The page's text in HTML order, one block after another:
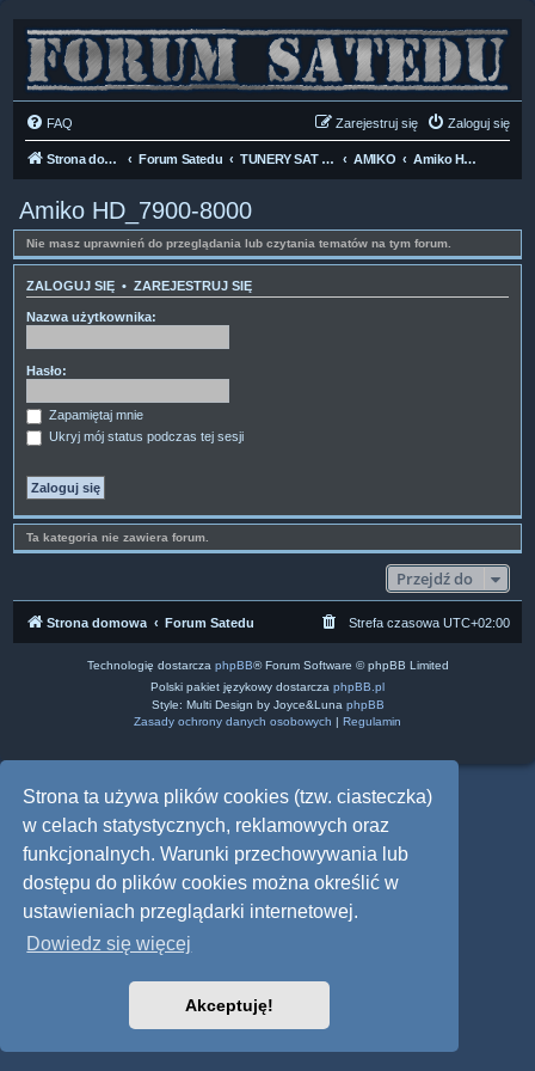
Strona ta używa plików cookies (tzw. ciasteczka)
w celach statystycznych, reklamowych oraz
funkcjonalnych. Warunki przechowywania lub
dostępu do plików cookies można określić w
ustawieniach przeglądarki internetowej.
Dowiedz się więcej
Akceptuję!
FAQ Zaloguj się
Zarejestruj się
Strona domowa Forum Satedu TUNERY SAT HD-LINUX AMIKO Amiko HD_7900-8000
Amiko HD_7900-8000
Nie masz uprawnień do przeglądania lub czytania tematów na tym forum.
ZALOGUJ SIĘ • ZAREJESTRUJ SIĘ
Nazwa użytkownika:
Hasło:
Zapamiętaj mnie
Ukryj mój status podczas tej sesji
Ta kategoria nie zawiera forum.
Przejdź do
Strona domowa Forum Satedu Strefa czasowa UTC+02:00
Technologię dostarcza phpBB® Forum Software © phpBB Limited
Polski pakiet językowy dostarcza phpBB.pl
Style: Multi Design by Joyce&Luna phpBB
Zasady ochrony danych osobowych | Regulamin